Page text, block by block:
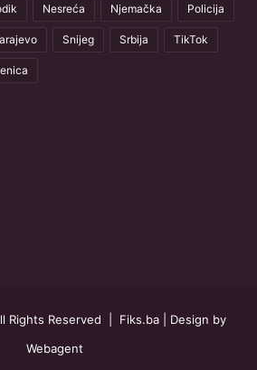
Nesreća Njemačka Policija
Snijeg Srbija TikTok
Rights Reserved | Fiks.ba | Design by
Webagent